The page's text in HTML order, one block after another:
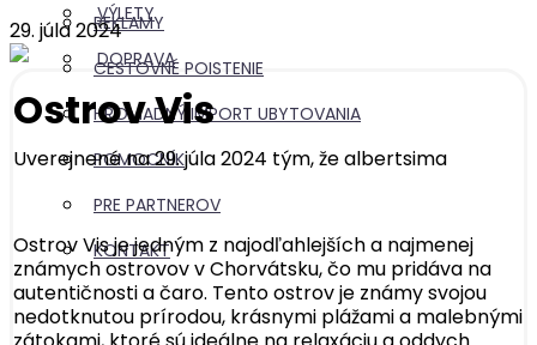
VÝLETY
DOPRAVA
REKLAMY
CESTOVNÉ POISTENIE
HROMADNÝ IMPORT UBYTOVANIA
POMOCNÍK
PRE PARTNEROV
KONTAKT
29. júla 2024
Ostrov Vis
Uverejnené na 29. júla 2024 tým, žealbertsima
Ostrov Vis je jedným z najodľahlejších a najmenej
známych ostrovov v Chorvátsku, čo mu pridáva na
autentičnosti a čaro. Tento ostrov je známy svojou
nedotknutou prírodou, krásnymi plážami a malebnými